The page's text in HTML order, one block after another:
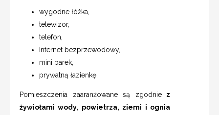
wygodne łóżka,
telewizor,
telefon,
Internet bezprzewodowy,
mini barek,
prywatną łazienkę.
Pomieszczenia zaaranżowane są zgodniez
żywiołami wody, powietrza, ziemi i ognia